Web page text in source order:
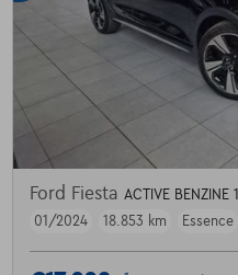
Ford Fiesta ACTIVE BENZINE
01/2024
18.853 km Essence